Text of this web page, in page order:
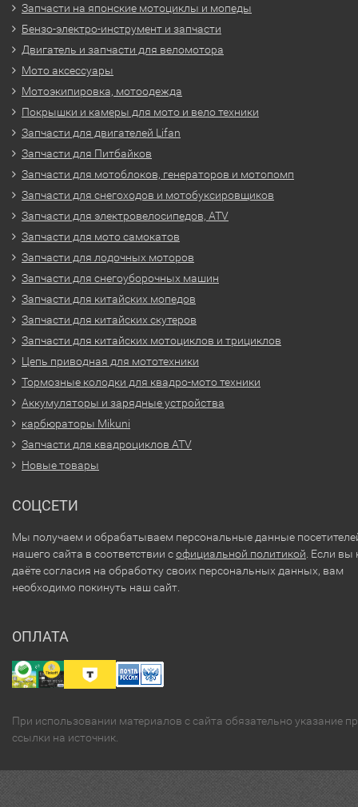
Запчасти на японские мотоциклы и мопеды
Бензо-электро-инструмент и запчасти
Двигатель и запчасти для веломотора
Мото аксессуары
Мотоэкипировка, мотоодежда
Покрышки и камеры для мото и вело техники
Запчасти для двигателей Lifan
Запчасти для Питбайков
Запчасти для мотоблоков, генераторов и мотопомп
Запчасти для снегоходов и мотобуксировщиков
Запчасти для электровелосипедов, ATV
Запчасти для мото самокатов
Запчасти для лодочных моторов
Запчасти для снегоуборочных машин
Запчасти для китайских мопедов
Запчасти для китайских скутеров
Запчасти для китайских мотоциклов и трициклов
Цепь приводная для мототехники
Тормозные колодки для квадро-мото техники
Аккумуляторы и зарядные устройства
карбюраторы Mikuni
Запчасти для квадроциклов ATV
Новые товары
СОЦСЕТИ
Мы получаем и обрабатываем персональные данные
нашего сайта в соответствии софициальной политикой . Если вы
даёте согласия на обработку своих персональных данных, вам
необходимо покинуть наш сайт.
ОПЛАТА
При использовании материалов с сайта обязательно указание
ссылки на источник.